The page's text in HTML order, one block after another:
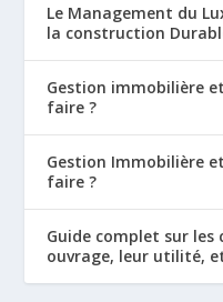
Le Management du
la construction
Gestion immobilière
faire ?
Gestion Immobilière
faire ?
Guide complet sur
ouvrage, leur utilité,